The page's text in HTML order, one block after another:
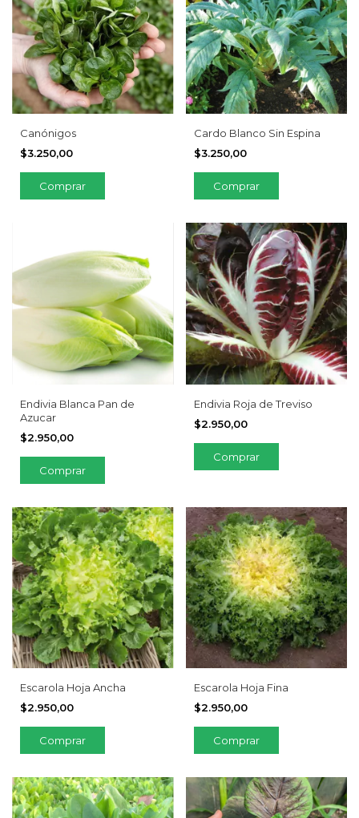
Canónigos
$3.250,00
Cardo Blanco Sin Espina
$3.250,00
Endivia Blanca Pan de
Azucar
$2.950,00
Endivia Roja de Treviso
$2.950,00
Escarola Hoja Ancha
$2.950,00
Escarola Hoja Fina
$2.950,00